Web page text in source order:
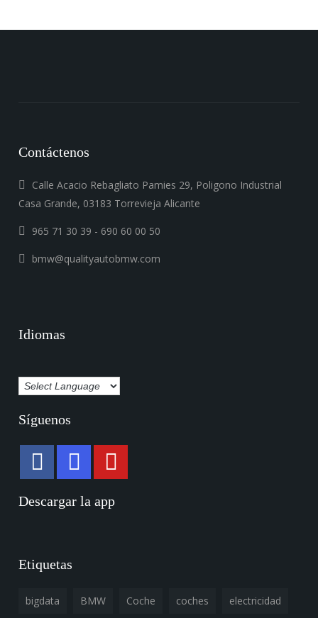
Contáctenos
Calle Acacio Rebagliato Pamies 29, Poligono Industrial
Casa Grande, 03183 Torrevieja Alicante
965 71 30 39 - 690 60 00 50
bmw@qualityautobmw.com
Idiomas
Síguenos
Descargar la app
Etiquetas
bigdata BMW Coche coches electricidad